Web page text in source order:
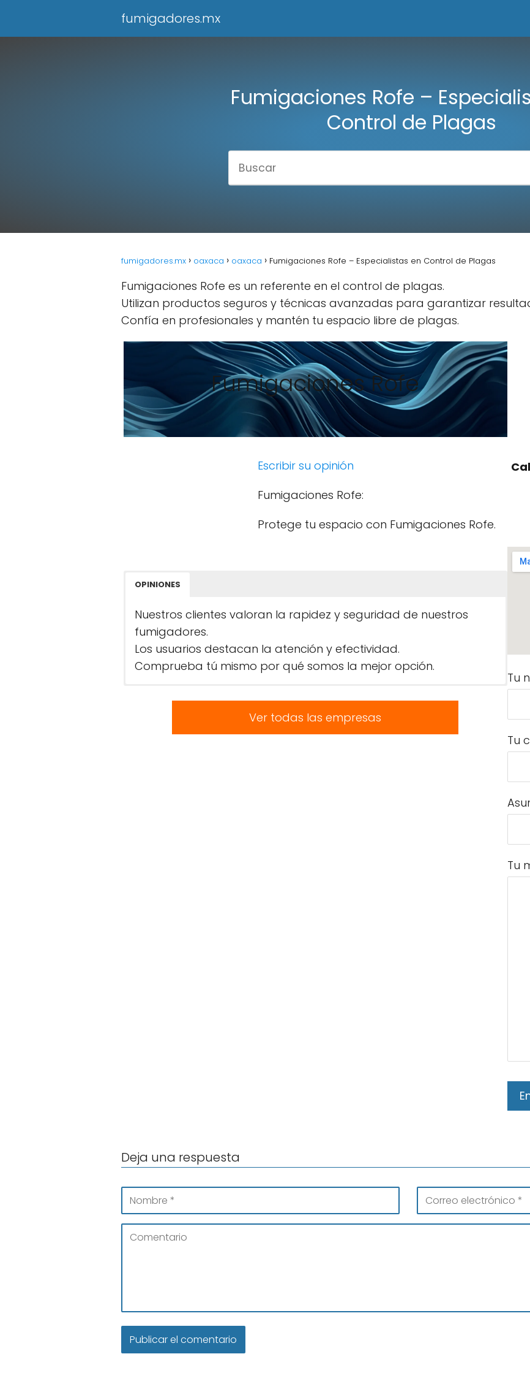
fumigadores.mx
Fumigaciones Rofe –
Control de Plagas
fumigadores.mx oaxaca oaxaca Fumigaciones Rofe – Especialistas en Control de Plagas
Fumigaciones Rofe es un referente en el control de plagas.
Utilizan productos seguros y técnicas avanzadas para garantizar
Confía en profesionales y mantén tu espacio libre de plagas.
Fumigaciones Rofe
Escribir su opinión
Fumigaciones Rofe:
Protege tu espacio con Fumigaciones Rofe.
OPINIONES
Nuestros clientes valoran la rapidez y seguridad de nuestros
fumigadores.
Los usuarios destacan la atención y efectividad.
Comprueba tú mismo por qué somos la mejor opción.
Ver todas las empresas
Tu
Tu
Tu
Deja una respuesta